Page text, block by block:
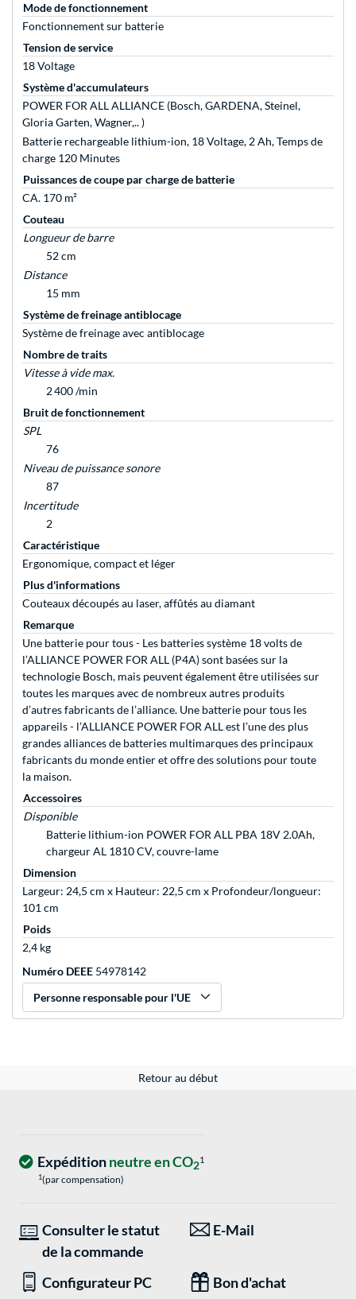
Mode de fonctionnement
Fonctionnement sur batterie
Tension de service
18 Voltage
Système d'accumulateurs
POWER FOR ALL ALLIANCE (Bosch, GARDENA, Steinel,
Gloria Garten, Wagner,.. )
Batterie rechargeable lithium-ion, 18 Voltage, 2 Ah, Temps de
charge 120 Minutes
Puissances de coupe par charge de batterie
CA. 170 m²
Couteau
Longueur de barre
52 cm
Distance
15 mm
Système de freinage antiblocage
Système de freinage avec antiblocage
Nombre de traits
Vitesse à vide max.
2 400 /min
Bruit de fonctionnement
SPL
76
Niveau de puissance sonore
87
Incertitude
2
Caractéristique
Ergonomique, compact et léger
Plus d'informations
Couteaux découpés au laser, affûtés au diamant
Remarque
Une batterie pour tous - Les batteries système 18 volts de
l’ALLIANCE POWER FOR ALL (P4A) sont basées sur la
technologie Bosch, mais peuvent également être utilisées sur
toutes les marques avec de nombreux autres produits
d’autres fabricants de l’alliance. Une batterie pour tous les
appareils - l’ALLIANCE POWER FOR ALL est l’une des plus
grandes alliances de batteries multimarques des principaux
fabricants du monde entier et offre des solutions pour toute
la maison.
Accessoires
Disponible
Batterie lithium-ion POWER FOR ALL PBA 18V 2.0Ah,
chargeur AL 1810 CV, couvre-lame
Dimension
Largeur: 24,5 cm x Hauteur: 22,5 cm x Profondeur/longueur:
101 cm
Poids
2,4 kg
Numéro DEEE 54978142
Personne responsable pour l'UE
Retour au début
Expéditionneutre en CO21
1(par compensation)
Consulter le statut
de la commande
E-Mail
Configurateur PC Bon d'achat